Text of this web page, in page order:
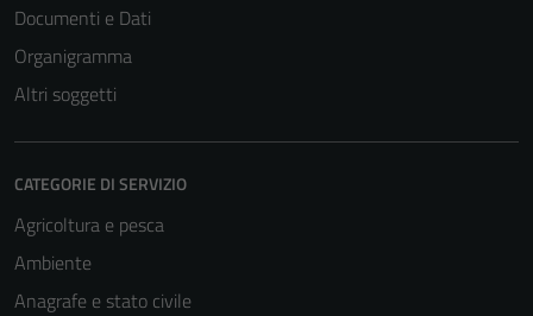
Documenti e Dati
Organigramma
Altri soggetti
CATEGORIE DI SERVIZIO
Agricoltura e pesca
Ambiente
Anagrafe e stato civile